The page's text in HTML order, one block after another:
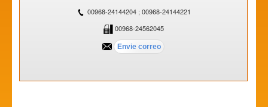
00968-24144204 ; 00968-24144221
00968-24562045